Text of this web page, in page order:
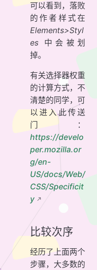
可以看到，落败
的作者样式在
Elements>Styl
es 中会被划
掉。
有关选择器权重
的计算方式，不
清楚的同学，可
以进入此传送
门：
https://develo
per.mozilla.or
g/en-
US/docs/Web/
CSS/Specificit
y
比较次序
经历了上面两个
步骤，大多数的